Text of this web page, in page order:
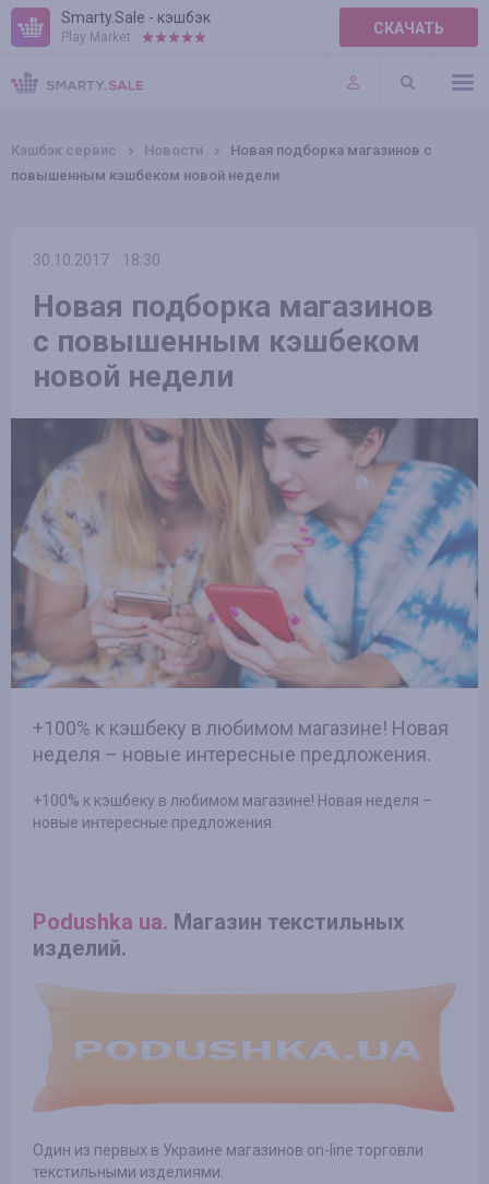
Smarty.Sale - кэшбэк
Play Market: СКАЧАТЬ
ПРАВИЛА
ПЛАГИНЫ
Кэшбэк сервис Новости
Новая подборка магазинов с
повышенным кэшбеком новой недели
30.10.2017 18:30
Новая подборка магазинов
с повышенным кэшбеком
новой недели
+100% к кэшбеку в любимом магазине! Новая
неделя – новые интересные предложения.
+100% к кэшбеку в любимом магазине! Новая неделя –
новые интересные предложения.
Podushka ua. Магазин текстильных
изделий.
Один из первых в Украине магазинов on-line торговли
текстильными изделиями.